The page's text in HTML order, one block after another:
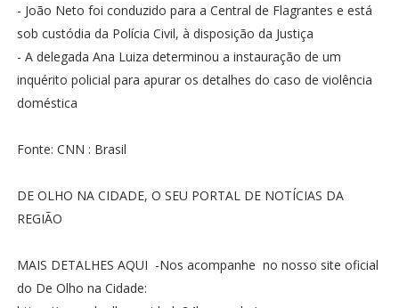
- João Neto foi conduzido para a Central de Flagrantes e está
sob custódia da Polícia Civil, à disposição da Justiça
- A delegada Ana Luiza determinou a instauração de um
inquérito policial para apurar os detalhes do caso de violência
doméstica
Fonte: CNN : Brasil
DE OLHO NA CIDADE, O SEU PORTAL DE NOTÍCIAS DA
REGIÃO
MAIS DETALHES AQUI -Nos acompanhe no nosso site oficial
do De Olho na Cidade: